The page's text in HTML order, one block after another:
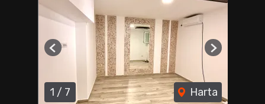
1 / 7 Harta
Previous Next